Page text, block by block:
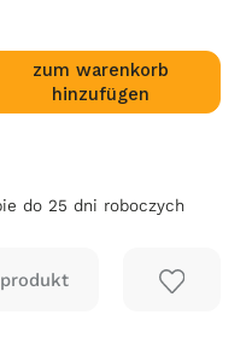
zum warenkorb
hinzufügen
do 25 dni roboczych